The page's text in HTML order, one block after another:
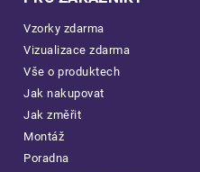
Vzorky zdarma
Vizualizace zdarma
Vše o produktech
Jak nakupovat
Jak změřit
Montáž
Poradna